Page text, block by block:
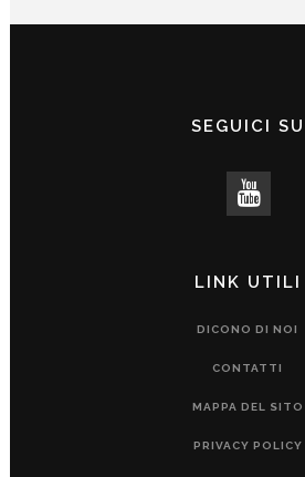
SEGUICI SU
LINK UTILI
DICONO DI NOI
CONTATTI
MAPPA DEL SITO
PRIVACY POLICY